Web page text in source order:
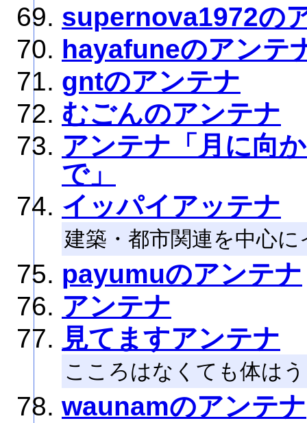
supernova1972の
hayafuneのアンテ
gntのアンテナ
むごんのアンテナ
アンテナ「月に向
で」
イッパイアッテナ
建築・都市関連を中心
payumuのアンテナ
アンテナ
見てますアンテナ
こころはなくても体は
waunamのアンテナ